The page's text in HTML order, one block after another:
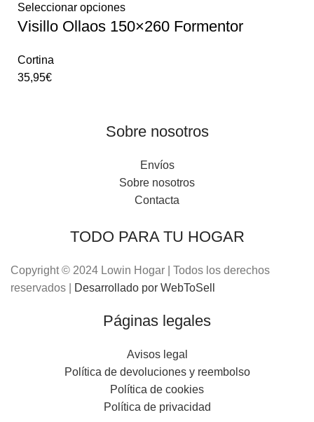
Seleccionar opciones
Visillo Ollaos 150×260 Formentor
Cortina
35,95€
Sobre nosotros
Envíos
Sobre nosotros
Contacta
TODO PARA TU HOGAR
Copyright © 2024 Lowin Hogar | Todos los derechos
reservados |
Desarrollado por WebToSell
Páginas legales
Avisos legal
Política de devoluciones y reembolso
Política de cookies
Política de privacidad